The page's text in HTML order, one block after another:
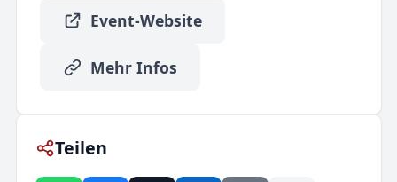
Event-Website
Mehr Infos
Teilen